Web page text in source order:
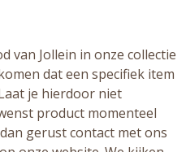
van Jollein in onze collectie
dat een specifiek item
je hierdoor niet
product momenteel
gerust contact met ons